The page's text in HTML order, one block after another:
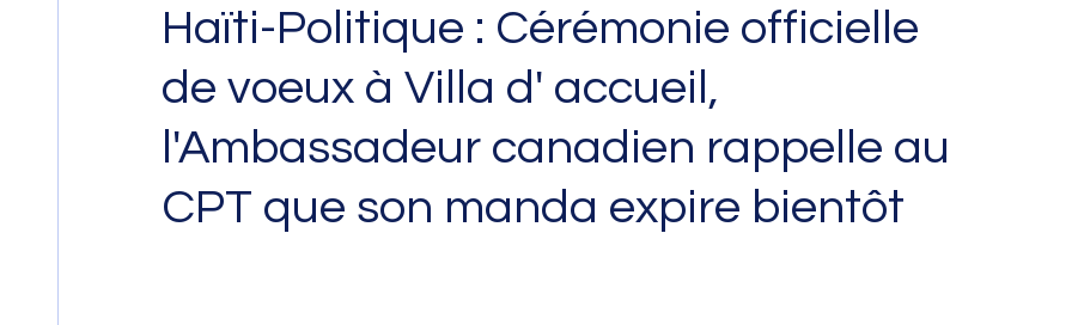
Haïti-Politique : Cérémonie officielle
de voeux à Villa d' accueil,
l'Ambassadeur canadien rappelle au
CPT que son manda expire bientôt